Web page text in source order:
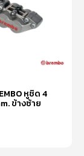
หูชิด 4
ข้างซ้าย